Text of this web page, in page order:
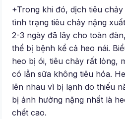
+Trong khi đó, dịch tiêu
tình trạng tiêu chảy nặng
2-3 ngày đã lây cho toàn
thể bị bệnh kể cả heo nái.
heo bị ói, tiêu chảy rất lỏng,
có lẫn sữa không tiêu hóa.
lên nhau vì bị lạnh do thiếu
bị ảnh hưởng nặng nhất là
chết cao.